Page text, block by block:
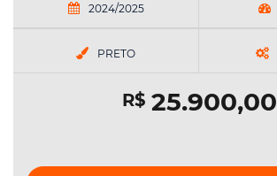
2024/2025
PRETO
R$25.900,00